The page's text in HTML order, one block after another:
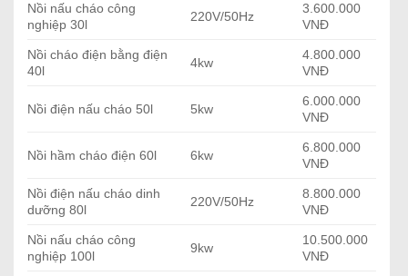
Nồi nấu cháo công
nghiệp 30l
220V/50Hz
3.600.000
VNĐ
Nồi cháo điện bằng điện
40l
4kw
4.800.000
VNĐ
Nồi điện nấu cháo 50l 5kw
6.000.000
VNĐ
Nồi hầm cháo điện 60l 6kw
6.800.000
VNĐ
Nồi điện nấu cháo dinh
dưỡng 80l
220V/50Hz
8.800.000
VNĐ
Nồi nấu cháo công
nghiệp 100l
9kw
10.500.000
VNĐ